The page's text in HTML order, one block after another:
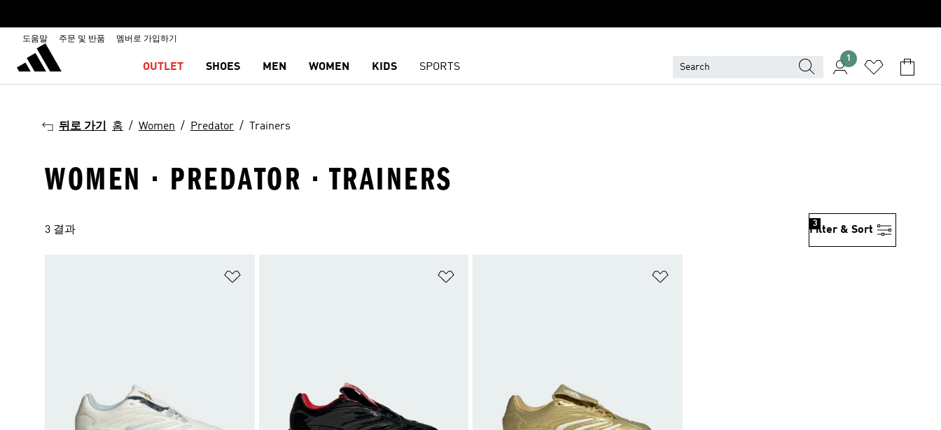
도움말 주문 및 반품 멤버로 가입하기
OUTLET SHOES MEN WOMEN KIDS SPORTS
1
뒤로 가기 홈 Women Predator Trainers
WOMEN · PREDATOR · TRAINERS
3 결과 Filter & Sort
3